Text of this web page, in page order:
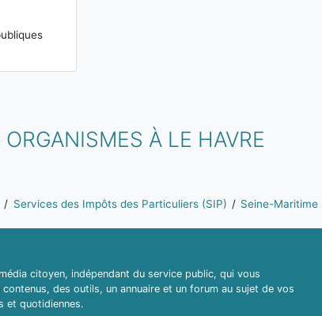
À LE HAVRE
Services des Impôts des Particuliers (SIP) Seine-Maritime
citoyen, indépendant du service public, qui vous
des outils, un annuaire et un forum au sujet de vos
et quotidiennes.